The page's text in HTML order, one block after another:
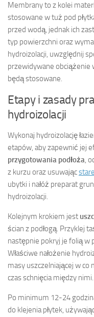
Membrany to z kolei
stosowane w tuż pod
przed wodą, jednak ich
typ powierzchni oraz
hydroizolacji, uwzględnij
przewidywane obciążenie
będą stosowane.
Etapy i zasady
hydroizolacji
Wykonaj hydroizolację
etapów, aby zapewnić jej
przygotowania podłoża,
z kurzu oraz usuwając
ubytki i nałóż preparat
hydroizolacji.
Kolejnym krokiem jest
ścian z podłogą. Przyklej
następnie pokryj je folią w
Właściwe nałożenie
masy uszczelniającej w co
czas schnięcia między nimi.
Po minimum 12-24
do klejenia płytek,